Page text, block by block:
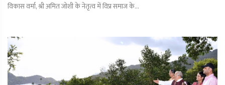
विकास वर्मा, श्री अमित जोशी के नेतृत्व में विप्र समाज के...